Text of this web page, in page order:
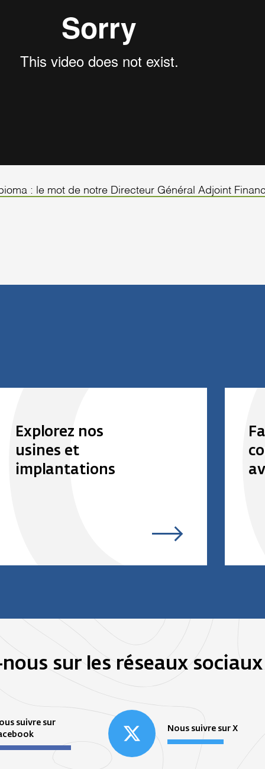
: le mot de notre Directeur Général Adjoint
Explorez nos
usines et
implantations
sur les réseaux sociaux
suivre sur
Nous suivre sur X